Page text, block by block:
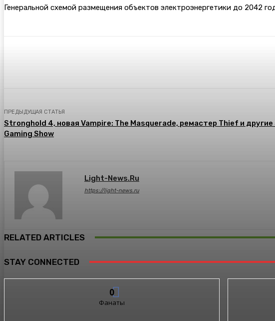
Генеральной схемой размещения объектов электроэнергетики до 2042
ПРЕДЫДУЩАЯ СТАТЬЯ
Stronghold 4, новая Vampire: The Masquerade, ремастер Thief и другие
Gaming Show
Light-News.ru
https://light-news.ru
RELATED ARTICLES
STAY CONNECTED
0
Фанаты